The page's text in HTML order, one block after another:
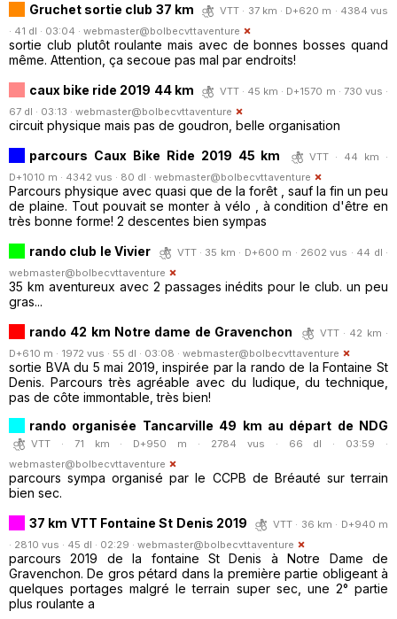
Gruchet sortie club 37 km
VTT · 37 km · D+620 m · 4384 vus
· 41 dl · 03:04 · webmaster@bolbecvttaventure
sortie club plutôt roulante mais avec de bonnes bosses quand
même. Attention, ça secoue pas mal par endroits!
caux bike ride 2019 44 km
VTT · 45 km · D+1570 m · 730 vus ·
67 dl · 03:13 · webmaster@bolbecvttaventure
circuit physique mais pas de goudron, belle organisation
parcours Caux Bike Ride 2019 45 km
VTT · 44 km ·
D+1010 m · 4342 vus · 80 dl · webmaster@bolbecvttaventure
Parcours physique avec quasi que de la forêt , sauf la fin un peu
de plaine. Tout pouvait se monter à vélo , à condition d'être en
très bonne forme! 2 descentes bien sympas
rando club le Vivier
VTT · 35 km · D+600 m · 2602 vus · 44 dl ·
webmaster@bolbecvttaventure
35 km aventureux avec 2 passages inédits pour le club. un peu
gras...
rando 42 km Notre dame de Gravenchon
VTT · 42 km ·
D+610 m · 1972 vus · 55 dl · 03:08 · webmaster@bolbecvttaventure
sortie BVA du 5 mai 2019, inspirée par la rando de la Fontaine St
Denis. Parcours très agréable avec du ludique, du technique,
pas de côte immontable, très bien!
rando organisée Tancarville 49 km au départ de NDG
VTT · 71 km · D+950 m · 2784 vus · 66 dl · 03:59 ·
webmaster@bolbecvttaventure
parcours sympa organisé par le CCPB de Bréauté sur terrain
bien sec.
37 km VTT Fontaine St Denis 2019
VTT · 36 km · D+940 m
· 2810 vus · 45 dl · 02:29 · webmaster@bolbecvttaventure
parcours 2019 de la fontaine St Denis à Notre Dame de
Gravenchon. De gros pétard dans la première partie obligeant à
quelques portages malgré le terrain super sec, une 2° partie
plus roulante a